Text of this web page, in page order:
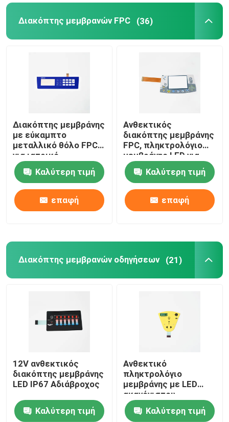
Προϊόντα
Εμφάνιση VR
Σχετικά με εμάς
Γύρος εργοστασίων
Ποιοτικός έλεγχος
Ζητήστε ένα απόσπασμα
Διακόπτης μεμβρανών της PET
Διακόπτης μεμβρανών οδηγήσεων
Διακόπτης μεμβρανών Backlight
Διακόπτης μεμβρανών FPC (36)
Διακόπτης μεμβράνης
με εύκαμπτο
μεταλλικό θόλο FPC
για ιατρικό
εξοπλισμό
βιομηχανικού ελέγχου
Καλύτερη τιμή
επαφή
Ανθεκτικός
διακόπτης μεμβράνης
FPC, πληκτρολόγιο
μεμβράνης LED για
ιατρικό εξοπλισμό
Καλύτερη τιμή
επαφή
Διακόπτης μεμβρανών οδηγήσεων (21)
12V ανθεκτικός
διακόπτης μεμβράνης
LED IP67 Αδιάβροχος
Καλύτερη τιμή
Ανθεκτικό
πληκτρολόγιο
μεμβράνης με LED
ακανόνιστου
σχήματος πολλαπλών
χρήσεωνΚαλύτερη τιμή